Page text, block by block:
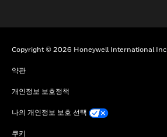
Copyright © 2026 Honeywell International Inc
약관
개인정보 보호정책
나의 개인정보 보호 선택
쿠키